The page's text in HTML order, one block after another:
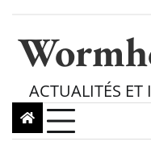
content
ACTUALITÉS ET